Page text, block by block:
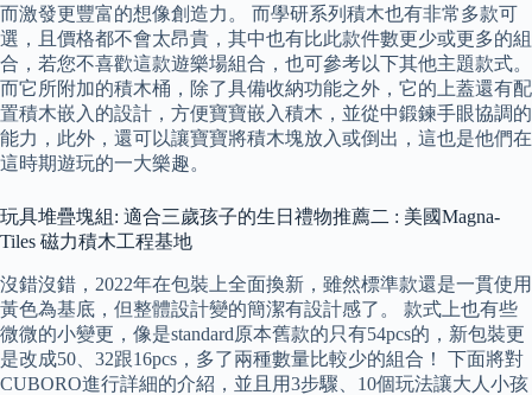
而激發更豐富的想像創造力。 而學研系列積木也有非常多款可
選，且價格都不會太昂貴，其中也有比此款件數更少或更多的組
合，若您不喜歡這款遊樂場組合，也可參考以下其他主題款式。
而它所附加的積木桶，除了具備收納功能之外，它的上蓋還有配
置積木嵌入的設計，方便寶寶嵌入積木，並從中鍛鍊手眼協調的
能力，此外，還可以讓寶寶將積木塊放入或倒出，這也是他們在
這時期遊玩的一大樂趣。
玩具堆疊塊組: 適合三歲孩子的生日禮物推薦二 : 美國Magna-
Tiles 磁力積木工程基地
沒錯沒錯，2022年在包裝上全面換新，雖然標準款還是一貫使用
黃色為基底，但整體設計變的簡潔有設計感了。 款式上也有些
微微的小變更，像是standard原本舊款的只有54pcs的，新包裝更
是改成50、32跟16pcs，多了兩種數量比較少的組合！ 下面將對
CUBORO進行詳細的介紹，並且用3步驟、10個玩法讓大人小孩